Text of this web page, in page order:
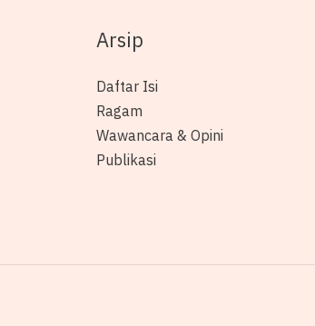
Arsip
Daftar Isi
Ragam
Wawancara & Opini
Publikasi